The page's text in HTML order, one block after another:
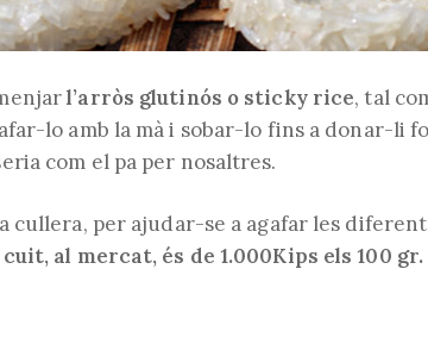
l’arròs glutinós o sticky rice, tal
lo amb la mà i sobar-lo fins a donar-li
com el pa per nosaltres.
cullera, per ajudar-se a agafar les
al mercat, és de 1.000Kips els 100 gr.